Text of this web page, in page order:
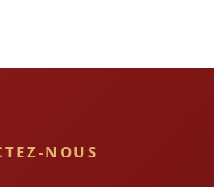
NOUS